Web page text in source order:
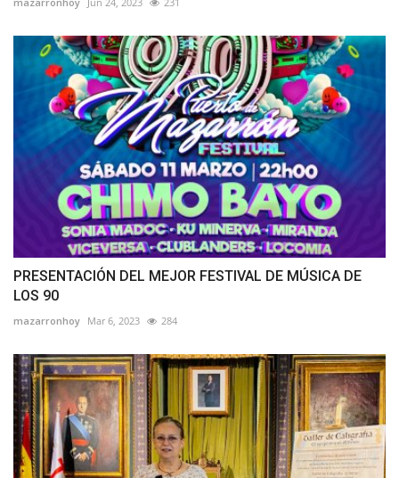
PRESENTACIÓN DEL MEJOR FESTIVAL DE MÚSICA DE
LOS 90
mazarronhoy Mar 6, 2023 284